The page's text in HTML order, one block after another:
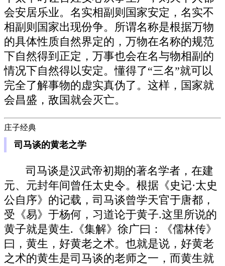
会安居乐业。名实相副则国家安定，名实不
相副则国家出现份争。所谓名称是根据万物
的具体性质自然界定的，万物在名称的规范
下自然得到正定，万事也会在名与物相副的
情况下自然得以安定。懂得了“三名”就可以
完全了解事物的虚实真伪了。这样，国家就
会昌盛，敌国就会灭亡。
庄子经典
司马谈的黄老之学
司马谈是汉武帝初期的著名学者，在建
元、元封年间曾任太史令。根据《史记·太史
公自序》的记载，司马谈曾学天官于唐都，
受《易》于杨何，习道论于黄子.这里所说的
黄子就是黄生.《集解》徐广曰：《儒林传》
曰，黄生，好黄老之术。也就是说，好黄老
之术的黄生是司马谈的老师之一，而黄生就